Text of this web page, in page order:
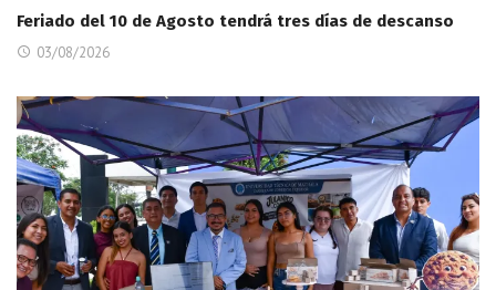
Feriado del 10 de Agosto tendrá tres días de descanso
03/08/2026